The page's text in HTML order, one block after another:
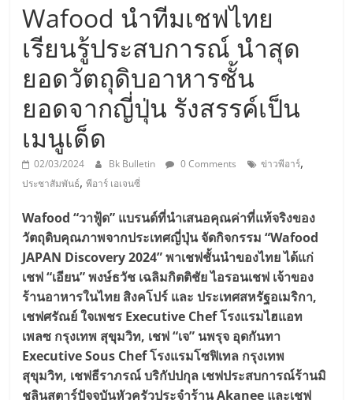
Wafood นำทีมเชฟไทย
เรียนรู้ประสบการณ์ นำสุด
ยอดวัตถุดิบอาหารชั้น
ยอดจากญี่ปุ่น รังสรรค์เป็น
เมนูเด็ด
02/03/2024 Bk Bulletin 0 Comments ข่าวพีอาร์,
ประชาสัมพันธ์,พีอาร์ เอเจนซี่
Wafood “วาฟู้ด” แบรนด์ที่นำเสนอคุณค่าที่แท้จริงของ
วัตถุดิบคุณภาพจากประเทศญี่ปุ่น จัดกิจกรรม “Wafood
JAPAN Discovery 2024” พาเชฟชั้นนำของไทย ได้แก่
เชฟ “เอียน” พงษ์ธวัช เฉลิมกิตติชัย ไอรอนเชฟ เจ้าของ
ร้านอาหารในไทย สิงคโปร์ และ ประเทศสหรัฐอเมริกา,
เชฟศรัณย์ ใจเพชร Executive Chef โรงแรมไฮแอท
เพลซ กรุงเทพ สุขุมวิท, เชฟ “เจ” นพรุจ อุดกันทา
Executive Sous Chef โรงแรมโซฟิเทล กรุงเทพ
สุขุมวิท, เชฟธีราภรณ์ บริกัปปกุล เชฟประสบการณ์ร้านมิ
ชลินสตาร์ปัจจุบันหัวครัวประจำร้าน Akanee และเชฟ